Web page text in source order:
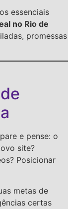
essenciais
no Rio de
promessas
e pense: o
site?
Posicionar
metas de
certas